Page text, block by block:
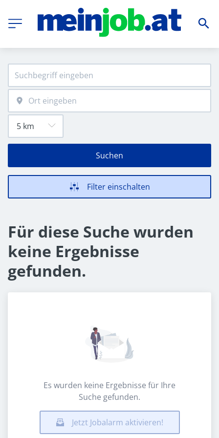
Suchen
Filter einschalten
Für diese Suche wurden
keine Ergebnisse
gefunden.
Es wurden keine Ergebnisse für Ihre
Suche gefunden.
Jetzt Jobalarm aktivieren!